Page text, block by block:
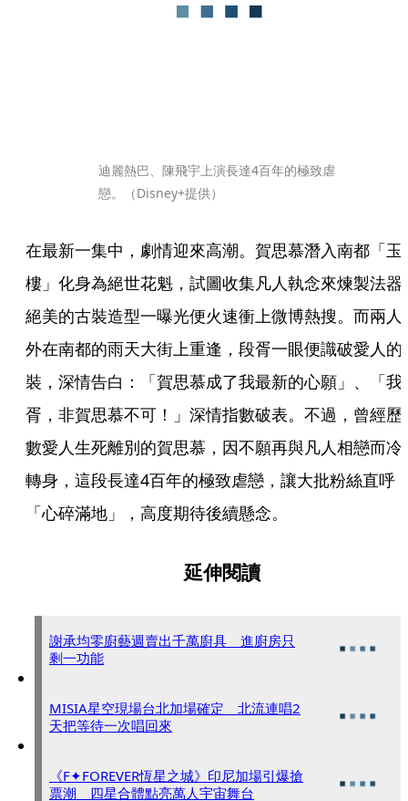
迪麗熱巴、陳飛宇上演長達4百年的極致虐
戀。（Disney+提供）
在最新一集中，劇情迎來高潮。賀思慕潛入南都「玉
樓」化身為絕世花魁，試圖收集凡人執念來煉製法器
絕美的古裝造型一曝光便火速衝上微博熱搜。而兩人
外在南都的雨天大街上重逢，段胥一眼便識破愛人的
裝，深情告白：「賀思慕成了我最新的心願」、「我
胥，非賀思慕不可！」深情指數破表。不過，曾經歷
數愛人生死離別的賀思慕，因不願再與凡人相戀而冷
轉身，這段長達4百年的極致虐戀，讓大批粉絲直呼
「心碎滿地」，高度期待後續懸念。
延伸閱讀
謝承均零廚藝週賣出千萬廚具 進廚房只
剩一功能
MISIA星空現場台北加場確定 北流連唱2
天把等待一次唱回來
《F✦FOREVER恆星之城》印尼加場引爆搶
票潮 四星合體點亮萬人宇宙舞台